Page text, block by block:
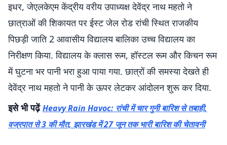
इधर, जेएलकेएम केंद्रीय वरीय उपाध्यक्ष देवेंद्र नाथ महतो ने
छात्राओं की शिकायत पर ईस्ट जेल रोड रांची स्थित राजकीय
पिछड़ी जाति 2 आवासीय विद्यालय बालिका उच्च विद्यालय का
निरीक्षण किया. विद्यालय के क्लास रूम, हॉस्टल रूम और किचन रूम
में घुटना भर पानी भरा हुआ पाया गया. छात्रों की समस्या देखते ही
देवेंद्र नाथ महतो ने पानी के ऊपर लेटकर आंदोलन शुरू कर दिया.
इसे भी पढ़ें Heavy Rain Havoc: रांची में चार गुनी बारिश से तबाही,
वज्रपात से 3 की मौत, झारखंड में 27 जून तक भारी बारिश की चेतावनी